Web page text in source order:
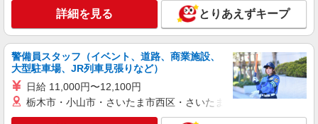
戦！シフト相談OK♪
時給1500円〜2125円 ＜日払い有/週払い有/交
通費全支給(ガソリン代含む)＞
大田原市
キープ 詳細を見る
詳細を見る とりあえずキープ
警備員スタッフ（イベント、道路、商業施設、
大型駐車場、JR列車見張りなど）
日給 11,000円〜12,100円
栃木市・小山市・さいたま市西区・さいたま市岩槻区・久喜市・